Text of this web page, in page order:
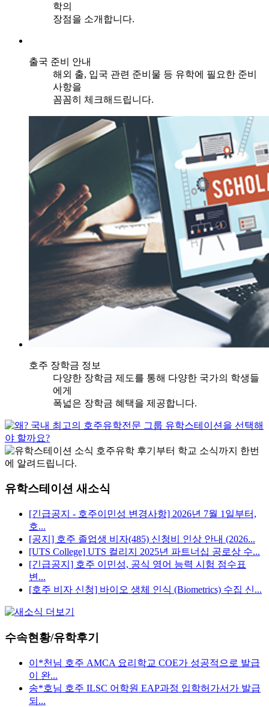
학의
장점을 소개합니다.
출국 준비 안내
해외 출, 입국 관련 준비물 등 유학에 필요한 준비
사항을
꼼꼼히 체크해드립니다.
호주 장학금 정보
다양한 장학금 제도를 통해 다양한 국가의 학생들
에게
폭넓은 장학금 혜택을 제공합니다.
유학스테이션 새소식
[긴급공지 - 호주이민성 변경사항] 2026년 7월 1일부터,
호...
[공지] 호주 졸업생 비자(485) 신청비 인상 안내 (2026...
[UTS College] UTS 컬리지 2025년 파트너십 공로상 수...
[긴급공지] 호주 이민성, 공식 영어 능력 시험 점수표
변...
[호주 비자 신청] 바이오 생체 인식 (Biometrics) 수집 신...
수속현황/유학후기
이*천님 호주 AMCA 요리학교 COE가 성공적으로 발급
이 완...
송*호님 호주 ILSC 어학원 EAP과정 입학허가서가 발급
되...